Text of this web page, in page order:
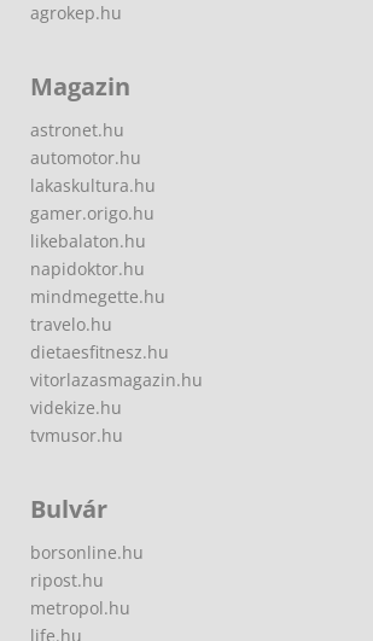
agrokep.hu
Magazin
astronet.hu
automotor.hu
lakaskultura.hu
gamer.origo.hu
likebalaton.hu
napidoktor.hu
mindmegette.hu
travelo.hu
dietaesfitnesz.hu
vitorlazasmagazin.hu
videkize.hu
tvmusor.hu
Bulvár
borsonline.hu
ripost.hu
metropol.hu
life.hu